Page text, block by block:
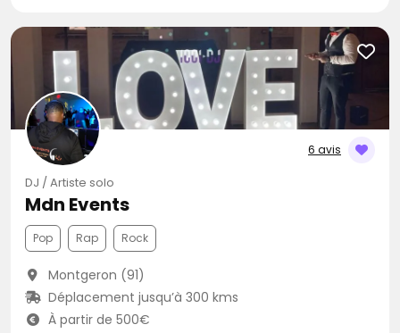
6 avis
DJ / Artiste solo
Mdn Events
Pop Rap Rock
Montgeron (91)
Déplacement jusqu’à 300 kms
À partir de 500€